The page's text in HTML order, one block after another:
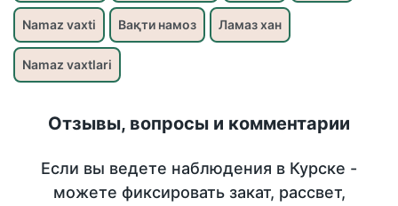
Namaz vaxti Вақти намоз Ламаз хан
Namaz vaxtlari
Отзывы, вопросы и комментарии
Если вы ведете наблюдения в Курске -
можете фиксировать закат, рассвет,